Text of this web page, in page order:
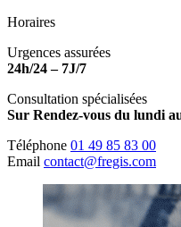
Horaires
Urgences assurées
24h/24 – 7J/7
Consultation spécialisées
Sur Rendez-vous du lundi
Téléphone 01 49 85 83 00
Email contact@fregis.com